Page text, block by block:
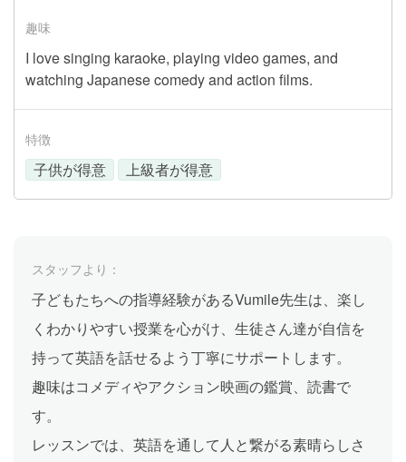
趣味
I love singing karaoke, playing video games, and
watching Japanese comedy and action films.
特徴
子供が得意 上級者が得意
スタッフより：
子どもたちへの指導経験があるVumile先生は、楽し
くわかりやすい授業を心がけ、生徒さん達が自信を
持って英語を話せるよう丁寧にサポートします。
趣味はコメディやアクション映画の鑑賞、読書で
す。
レッスンでは、英語を通して人と繋がる素晴らしさ